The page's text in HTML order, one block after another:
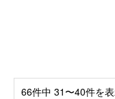
66件中 31〜40件を